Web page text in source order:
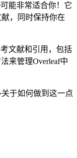
能非常适合你！它
，同时保持你在
文献和引用，包括
来管理Overleaf中
于如何做到这一点